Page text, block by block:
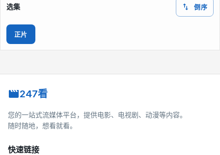
选集 倒序
正片
247看
您的一站式流媒体平台，提供电影、电视剧、动漫等内容。
随时随地，想看就看。
快速链接